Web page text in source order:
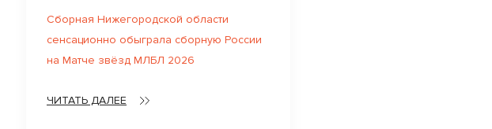
Сборная Нижегородской области
сенсационно обыграла сборную России
на Матче звёзд МЛБЛ 2026
ЧИТАТЬ ДАЛЕЕ